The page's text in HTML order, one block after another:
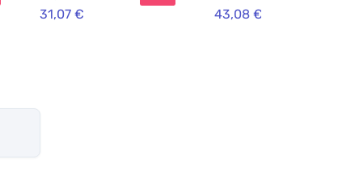
31,07 € 43,08 €